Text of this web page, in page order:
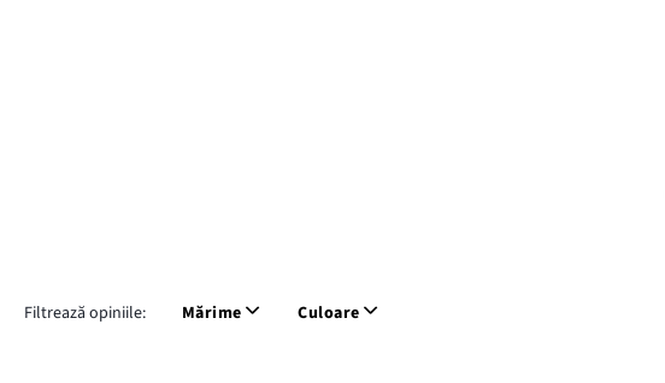
Filtrează opiniile: Mărime Culoare